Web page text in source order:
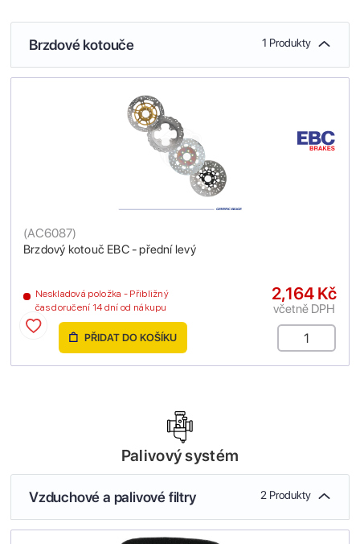
Brzdové kotouče 1 Produkty
Brzdový kotouč EBC - přední levý
(AC6087)
Neskladová položka - Přibližný
čas doručení 14 dní od nákupu
2,164 Kč
včetně DPH
PŘIDAT DO KOŠÍKU
Palivový systém
Vzduchové a palivové filtry 2 Produkty